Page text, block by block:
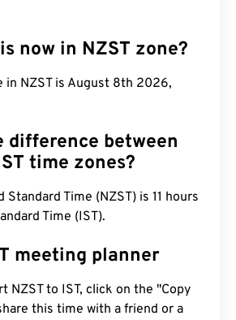
now in NZST zone?
in NZST is August 8th 2026,
difference between
time zones?
Standard Time (NZST) is 11 hours
Time (IST).
meeting planner
NZST to IST, click on the "Copy
this time with a friend or a